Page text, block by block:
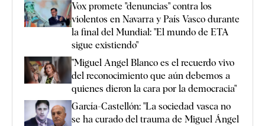
Vox promete "denuncias" contra los
violentos en Navarra y País Vasco durante
la final del Mundial: "El mundo de ETA
sigue existiendo"
"Miguel Angel Blanco es el recuerdo vivo
del reconocimiento que aún debemos a
quienes dieron la cara por la democracia"
García-Castellón: "La sociedad vasca no
se ha curado del trauma de Miguel Ángel